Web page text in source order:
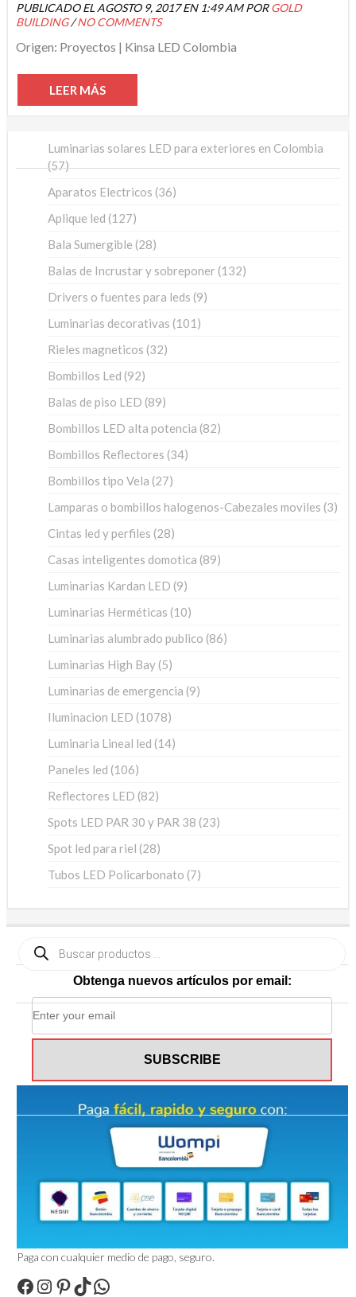
PUBLICADO EL AGOSTO 9, 2017 EN 1:49 AM PORGOLD
BUILDING/NO COMMENTS
Origen: Proyectos | Kinsa LED Colombia
LEER MÁS
Luminarias solares LED para exteriores en Colombia
5757
Aparatos Electricos 3636
Aplique led 127127
Bala Sumergible 2828
Balas de Incrustar y sobreponer 132132
Drivers o fuentes para leds 99
Luminarias decorativas 101 101
Rieles magneticos 3232
Bombillos Led 9292
Balas de piso LED 8989
Bombillos LED alta potencia 8282
Bombillos Reflectores 3434
Bombillos tipo Vela 2727
Lamparas o bombillos halogenos-Cabezales moviles 33
Cintas led y perfiles 2828
Casas inteligentes domotica 8989
Luminarias Kardan LED 99
Luminarias Herméticas 1010
Luminarias alumbrado publico 8686
Luminarias High Bay 55
Luminarias de emergencia 99
Iluminacion LED 10781078
Luminaria Lineal led 1414
Paneles led 106106
Reflectores LED 8282
Spots LED PAR 30 y PAR 38 2323
Spot led para riel 2828
Tubos LED Policarbonato 77
productos
Obtenga nuevos artículos por email:
Paga con cualquier medio de pago, seguro.
Facebook
Instagram
Pinterest
TikTokWhatsApp